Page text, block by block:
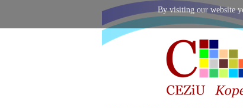
By visiting our website